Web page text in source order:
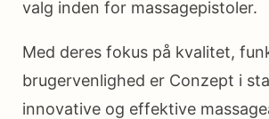
valg inden for massagepistoler.
Med deres fokus på kvalitet,
brugervenlighed er Conzept i
innovative og effektive